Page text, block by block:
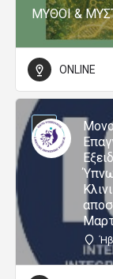
ΜΥΘΟΙ &
ONLINE